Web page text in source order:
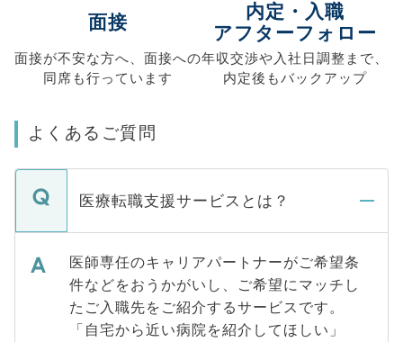
面接
面接が不安な方へ、 面接への
同席も行っています
内定・入職
アフターフォロー
年収交渉や入社日調整まで、
内定後もバックアップ
よくあるご質問
医療転職支援サービスとは？
医師専任のキャリアパートナーがご希望条
件などをおうかがいし、ご希望にマッチし
たご入職先をご紹介するサービスです。
「自宅から近い病院を紹介してほしい」